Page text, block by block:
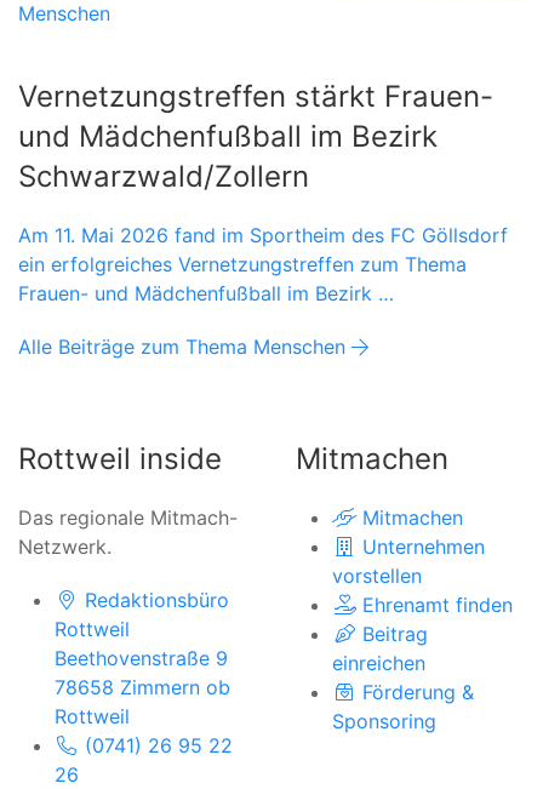
Menschen
Vernetzungstreffen stärkt Frauen-
und Mädchenfußball im Bezirk
Schwarzwald/Zollern
Am 11. Mai 2026 fand im Sportheim des FC Göllsdorf
ein erfolgreiches Vernetzungstreffen zum Thema
Frauen- und Mädchenfußball im Bezirk …
Alle Beiträge zum Thema Menschen
Rottweil inside
Das regionale Mitmach-
Netzwerk.
Redaktionsbüro
Rottweil
Beethovenstraße 9
78658 Zimmern ob
Rottweil
(0741) 26 95 22
26
Mitmachen
Mitmachen
Unternehmen
vorstellen
Ehrenamt finden
Beitrag
einreichen
Förderung &
Sponsoring